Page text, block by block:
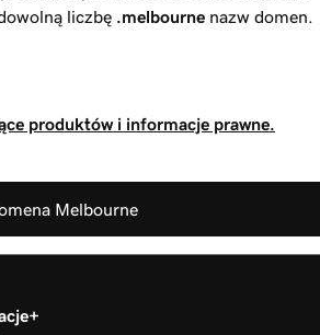
liczbę .melbourne nazw domen.
produktów i informacje prawne.
Melbourne